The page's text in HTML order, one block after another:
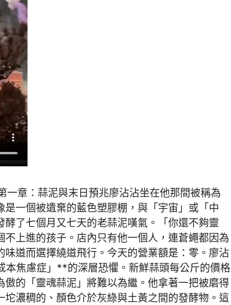
章：蒜泥與末日預兆廖沾沾坐在他那間被稱為
是一個被遺棄的藍色塑膠棚，與「宇宙」或「中
了七個月又七天的老蒜泥嘆氣。「你還不夠靈
上進的孩子。店內只有他一個人，連蒼蠅都因為
道而選擇繞道飛行。今天的營業額是：零。廖沾
焦慮症」**的深層恐懼。新鮮蒜頭每公斤的價格
的「靈魂蒜泥」將難以為繼。他拿著一把被磨得
濃稠的、顏色介於灰綠與土黃之間的發酵物。這